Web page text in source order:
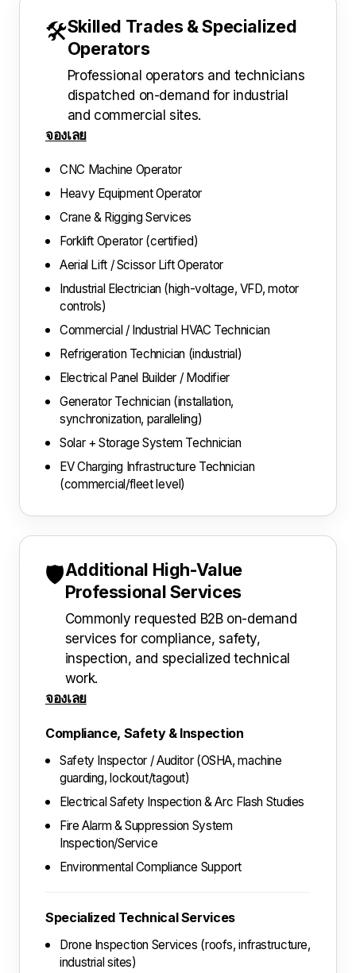
🛠️Skilled Trades & Specialized
Operators
Professional operators and technicians
dispatched on-demand for industrial
and commercial sites.
จองเลย
CNC Machine Operator
Heavy Equipment Operator
Crane & Rigging Services
Forklift Operator (certified)
Aerial Lift / Scissor Lift Operator
Industrial Electrician (high-voltage, VFD, motor
controls)
Commercial / Industrial HVAC Technician
Refrigeration Technician (industrial)
Electrical Panel Builder / Modifier
Generator Technician (installation,
synchronization, paralleling)
Solar + Storage System Technician
EV Charging Infrastructure Technician
(commercial/fleet level)
🛡️Additional High-Value
Professional Services
Commonly requested B2B on-demand
services for compliance, safety,
inspection, and specialized technical
work.
จองเลย
Compliance, Safety & Inspection
Safety Inspector / Auditor (OSHA, machine
guarding, lockout/tagout)
Electrical Safety Inspection & Arc Flash Studies
Fire Alarm & Suppression System
Inspection/Service
Environmental Compliance Support
Specialized Technical Services
Drone Inspection Services (roofs, infrastructure,
industrial sites)